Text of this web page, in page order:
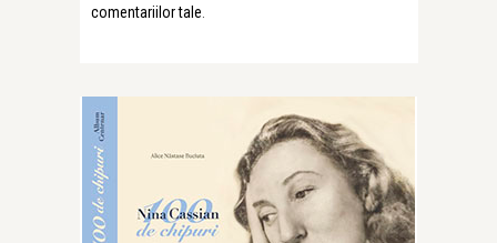
comentariilor tale.